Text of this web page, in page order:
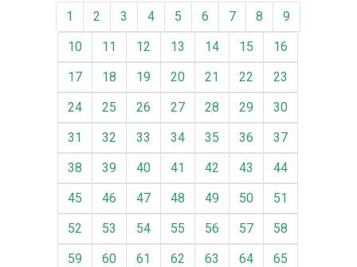
1 2 3 4 5 6 7 8
9
10
11 12 13 14 15
16
17
18 19 20 21 22
23
24
25 26 27 28 29
30
31
32 33 34 35 36
37
38
39 40 41 42 43
44
45
46 47 48 49 50
51
52
53 54 55 56 57
58
59
60 61 62 63 64
65